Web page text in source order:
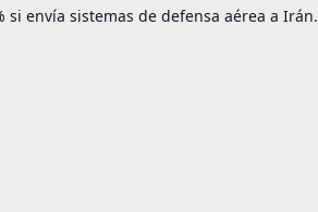
envía sistemas de defensa aérea a Irán.